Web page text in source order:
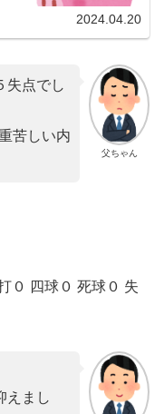
2024.04.20
父ちゃん
失点でし
苦しい内
０ 四球０ 死球０ 失
えまし